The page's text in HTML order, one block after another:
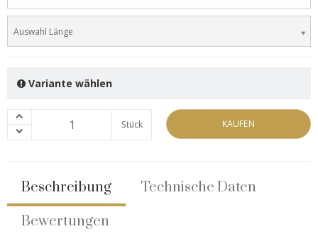
Auswahl Länge
Variante wählen
Stück KAUFEN
Beschreibung
Technische Daten
Bewertungen